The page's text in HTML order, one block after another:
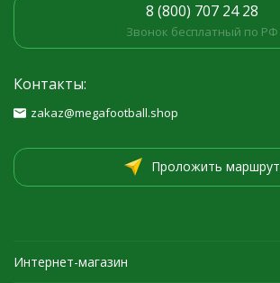
8 (800) 707 24 28
Звонок бесплатный по РФ
Контакты:
zakaz@megafootball.shop
Проложить маршрут
Интернет-магазин